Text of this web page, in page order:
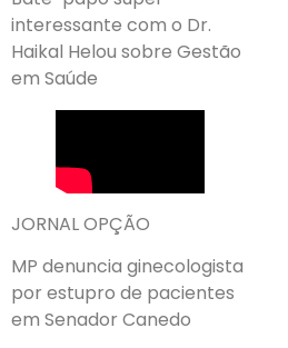
interessante com o Dr.
Haikal Helou sobre Gestão
em Saúde
JORNAL OPÇÃO
MP denuncia ginecologista
por estupro de pacientes
em Senador Canedo